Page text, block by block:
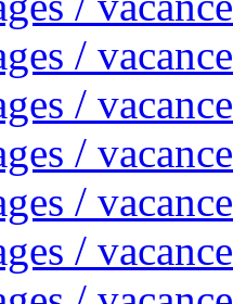
/
/
/
/
/